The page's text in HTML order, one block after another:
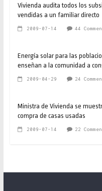
Vivienda audita todos los
vendidas a un familiar directo
2009-07-14 44
Energía solar para las
enseñan a la comunidad a
2009-04-29 24
Ministra de Vivienda se
compra de casas usadas
2009-07-14 22